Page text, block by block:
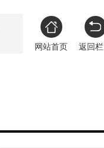
网站首页 返回